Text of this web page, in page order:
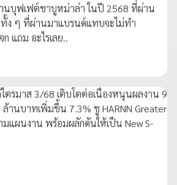
านบุฟเฟต์ชาบูหม่าล่า ในปี 2568 ที่ผ่าน
ทั้ง ๆ ที่ผ่านมาแบรนด์แทบจะไม่ทำ
แถม อะไรเลย..